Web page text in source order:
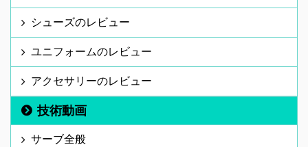
シューズのレビュー
ユニフォームのレビュー
アクセサリーのレビュー
技術動画
サーブ全般